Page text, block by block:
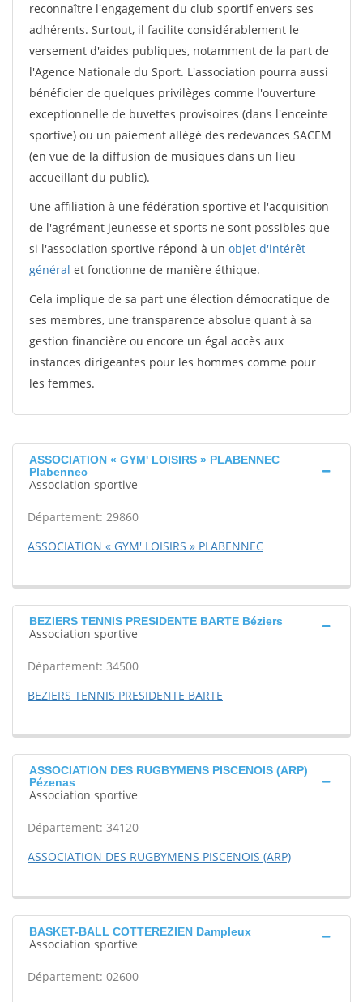
reconnaître l'engagement du club sportif envers ses
adhérents. Surtout, il facilite considérablement le
versement d'aides publiques, notamment de la part de
l'Agence Nationale du Sport. L'association pourra aussi
bénéficier de quelques privilèges comme l'ouverture
exceptionnelle de buvettes provisoires (dans l'enceinte
sportive) ou un paiement allégé des redevances SACEM
(en vue de la diffusion de musiques dans un lieu
accueillant du public).
Une affiliation à une fédération sportive et l'acquisition
de l'agrément jeunesse et sports ne sont possibles que
si l'association sportive répond à un objet d'intérêt
général et fonctionne de manière éthique.
Cela implique de sa part une élection démocratique de
ses membres, une transparence absolue quant à sa
gestion financière ou encore un égal accès aux
instances dirigeantes pour les hommes comme pour
les femmes.
ASSOCIATION « GYM' LOISIRS » PLABENNEC
Plabennec
Association sportive
Département: 29860
ASSOCIATION « GYM' LOISIRS » PLABENNEC
BEZIERS TENNIS PRESIDENTE BARTE Béziers
Association sportive
Département: 34500
BEZIERS TENNIS PRESIDENTE BARTE
ASSOCIATION DES RUGBYMENS PISCENOIS (ARP)
Pézenas
Association sportive
Département: 34120
ASSOCIATION DES RUGBYMENS PISCENOIS (ARP)
BASKET-BALL COTTEREZIEN Dampleux
Association sportive
Département: 02600